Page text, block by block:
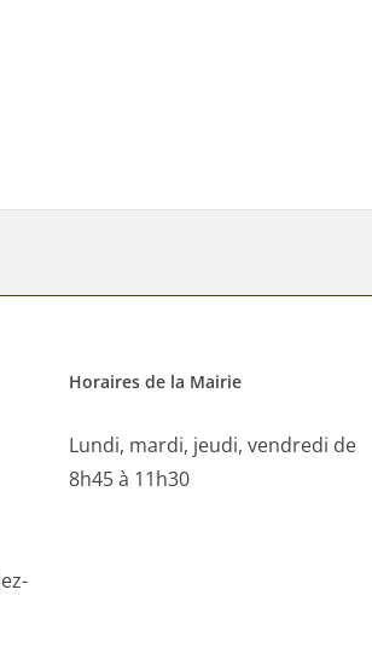
Horaires de la Mairie
Lundi, mardi, jeudi, vendredi de
8h45 à 11h30